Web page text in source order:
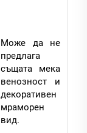
Може да не
предлага
същата мека
венозност и
декоративен
мраморен
вид.